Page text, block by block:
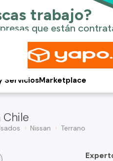
ServiciosMarketplace
Chile
Nissan Terrano